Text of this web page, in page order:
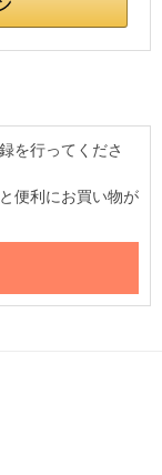
を行ってくださ
便利にお買い物が